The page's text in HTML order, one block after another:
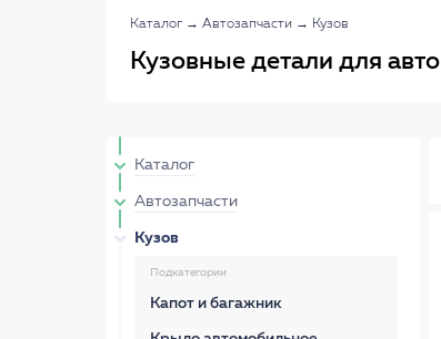
Каталог → Автозапчасти → Кузов
Кузовные детали для авто
Каталог
Автозапчасти
Кузов
Подкатегории
Капот и багажник